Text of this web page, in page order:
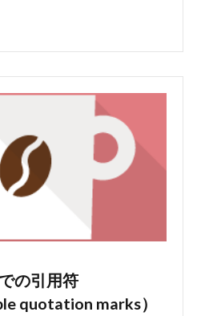
の引用符
quotation marks）